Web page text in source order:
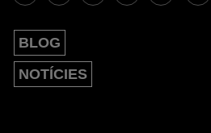
BLOG
NOTÍCIES